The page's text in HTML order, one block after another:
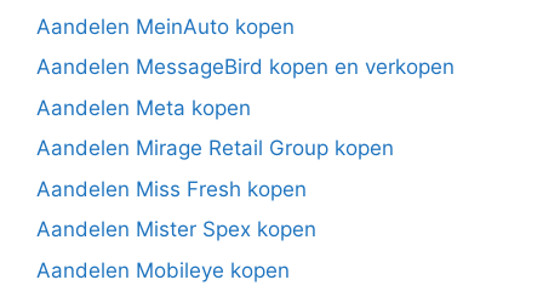
Aandelen MeinAuto kopen
Aandelen MessageBird kopen en verkopen
Aandelen Meta kopen
Aandelen Mirage Retail Group kopen
Aandelen Miss Fresh kopen
Aandelen Mister Spex kopen
Aandelen Mobileye kopen